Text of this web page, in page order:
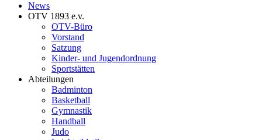
News
OTV 1893 e.v.
OTV-Büro
Vorstand
Satzung
Kinder- und Jugendordnung
Sportstätten
Abteilungen
Badminton
Basketball
Gymnastik
Handball
Judo